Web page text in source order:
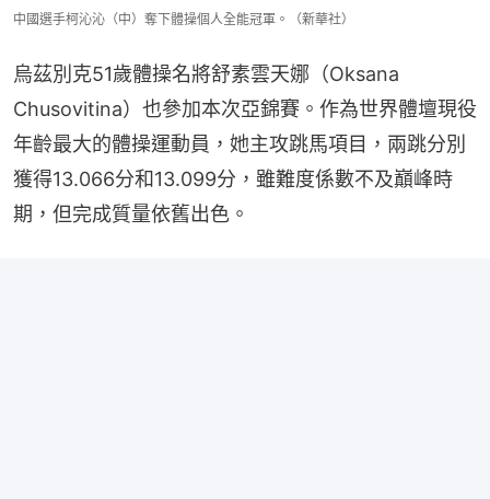
中國選手柯沁沁（中）奪下體操個人全能冠軍。（新華社）
烏茲別克51歲體操名將舒素雲天娜（Oksana
Chusovitina）也參加本次亞錦賽。作為世界體壇現役
年齡最大的體操運動員，她主攻跳馬項目，兩跳分別
獲得13.066分和13.099分，雖難度係數不及巔峰時
期，但完成質量依舊出色。